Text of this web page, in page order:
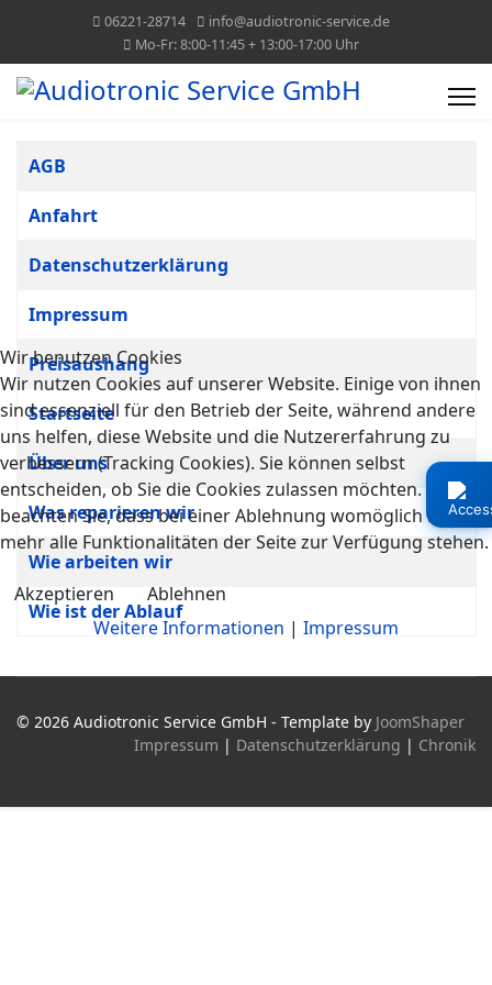
06221-28714
info@audiotronic-service.de
Mo-Fr: 8:00-11:45 + 13:00-17:00 Uhr
Titel
AGB
Anfahrt
Datenschutzerklärung
Impressum
Preisaushang
Startseite
Über uns
Was reparieren wir
Wie arbeiten wir
Wie ist der Ablauf
© 2026 Audiotronic Service GmbH - Template by JoomShaper
Impressum | Datenschutzerklärung | Chronik
Wir benutzen Cookies
Wir nutzen Cookies auf unserer Website. Einige von ihnen
sind essenziell für den Betrieb der Seite, während andere
uns helfen, diese Website und die Nutzererfahrung zu
verbessern (Tracking Cookies). Sie können selbst
entscheiden, ob Sie die Cookies zulassen möchten. Bitte
beachten Sie, dass bei einer Ablehnung womöglich nicht
mehr alle Funktionalitäten der Seite zur Verfügung stehen.
Akzeptieren
Ablehnen
Weitere Informationen | Impressum